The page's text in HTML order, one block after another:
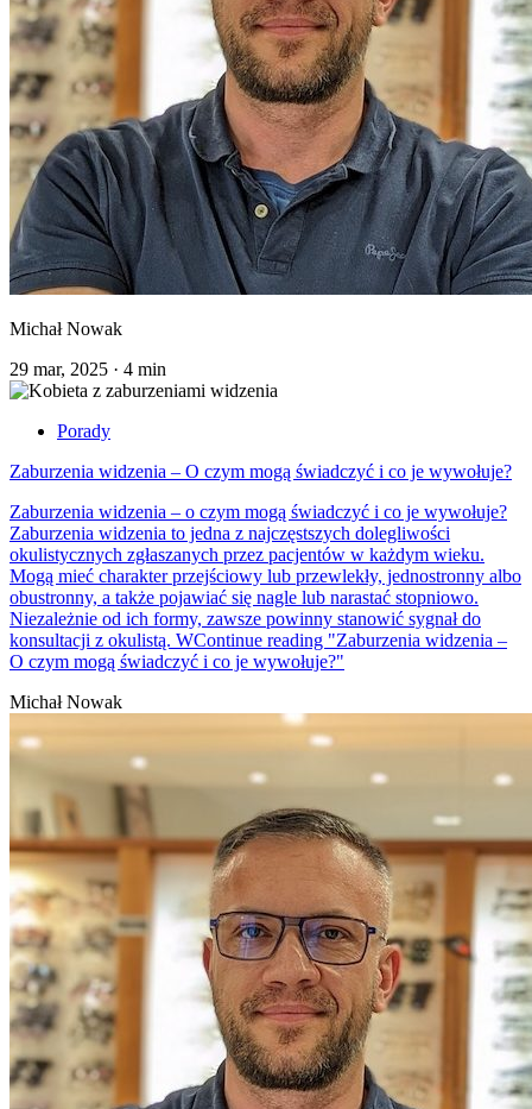
Michał Nowak
29 mar, 2025 · 4 min
Porady
Zaburzenia widzenia – O czym mogą świadczyć i co je wywołuje?
Zaburzenia widzenia – o czym mogą świadczyć i co je wywołuje?
Zaburzenia widzenia to jedna z najczęstszych dolegliwości
okulistycznych zgłaszanych przez pacjentów w każdym wieku.
Mogą mieć charakter przejściowy lub przewlekły, jednostronny albo
obustronny, a także pojawiać się nagle lub narastać stopniowo.
Niezależnie od ich formy, zawsze powinny stanowić sygnał do
konsultacji z okulistą. WContinue reading "Zaburzenia widzenia –
O czym mogą świadczyć i co je wywołuje?"
Michał Nowak